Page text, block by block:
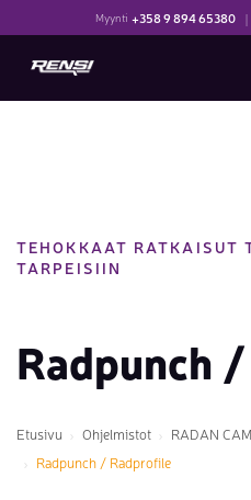
Myynti +358 9 894 65380 |
TEHOKKAAT RATKAISUT
TARPEISIIN
Radpunch
Etusivu Ohjelmistot RADAN CAM
Radpunch / Radprofile